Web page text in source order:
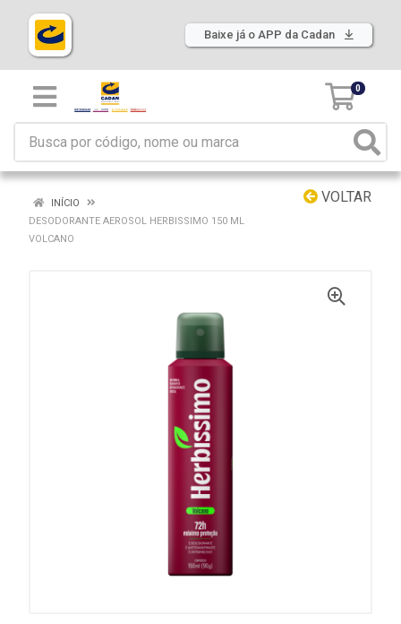
Baixe já o APP da Cadan
0
VOLTAR
INÍCIO
DESODORANTE AEROSOL HERBISSIMO 150 ML
VOLCANO